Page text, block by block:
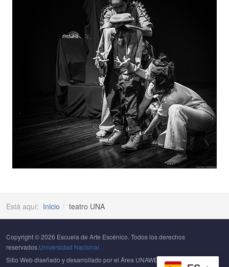
Está aquí: Inicio teatro UNA
Copyright © 2026 Escuela de Arte Escénico. Todos los derechos
reservados.Universidad Nacional.
Sitio Web diseñado y desarrollado por el Área UNAWEB delCentro de